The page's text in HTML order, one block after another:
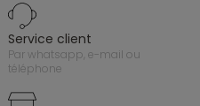
service client
par whatsapp, e-mail ou
téléphone